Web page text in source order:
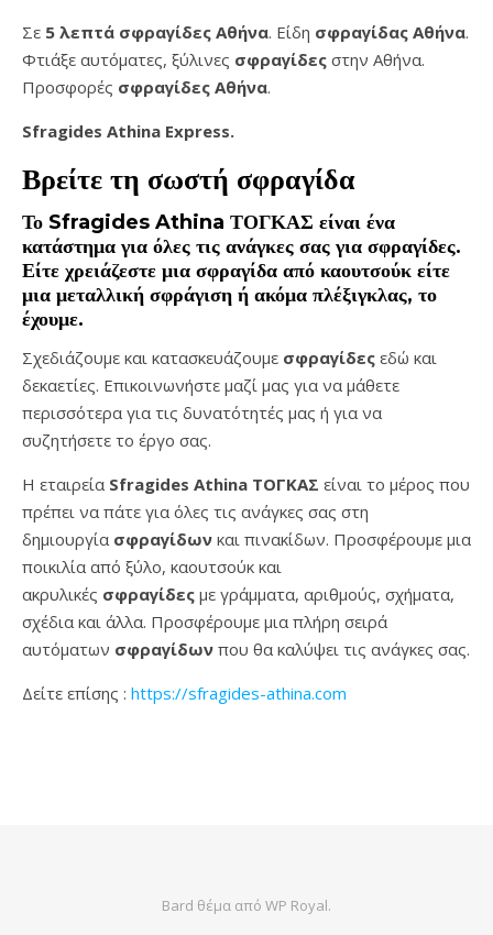
Σε 5 λεπτά σφραγίδες Αθήνα. Είδη σφραγίδας Αθήνα.
Φτιάξε αυτόματες, ξύλινες σφραγίδες στην Αθήνα.
Προσφορές σφραγίδες Αθήνα.
Sfragides Athina Express.
Βρείτε τη σωστή σφραγίδα
Το Sfragides Athina ΤΟΓΚΑΣ είναι ένα
κατάστημα για όλες τις ανάγκες σας για σφραγίδες.
Είτε χρειάζεστε μια σφραγίδα από καουτσούκ είτε
μια μεταλλική σφράγιση ή ακόμα πλέξιγκλας, το
έχουμε.
Σχεδιάζουμε και κατασκευάζουμε σφραγίδες εδώ και
δεκαετίες. Επικοινωνήστε μαζί μας για να μάθετε
περισσότερα για τις δυνατότητές μας ή για να
συζητήσετε το έργο σας.
Η εταιρεία Sfragides Athina ΤΟΓΚΑΣ είναι το μέρος που
πρέπει να πάτε για όλες τις ανάγκες σας στη
δημιουργία σφραγίδων και πινακίδων. Προσφέρουμε μια
ποικιλία από ξύλο, καουτσούκ και
ακρυλικές σφραγίδες με γράμματα, αριθμούς, σχήματα,
σχέδια και άλλα. Προσφέρουμε μια πλήρη σειρά
αυτόματων σφραγίδων που θα καλύψει τις ανάγκες σας.
Δείτε επίσης : https://sfragides-athina.com
Bard θέμα από WP Royal.